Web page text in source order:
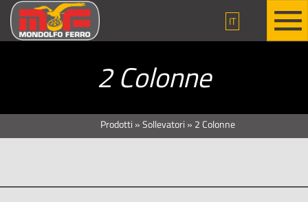
IT
2 Colonne
Prodotti »Sollevatori » 2 Colonne